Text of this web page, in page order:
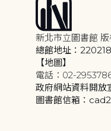
新北市立圖書館
總館地址：
【地圖】
電話：02-
政府網站資料開放
圖書館信箱：